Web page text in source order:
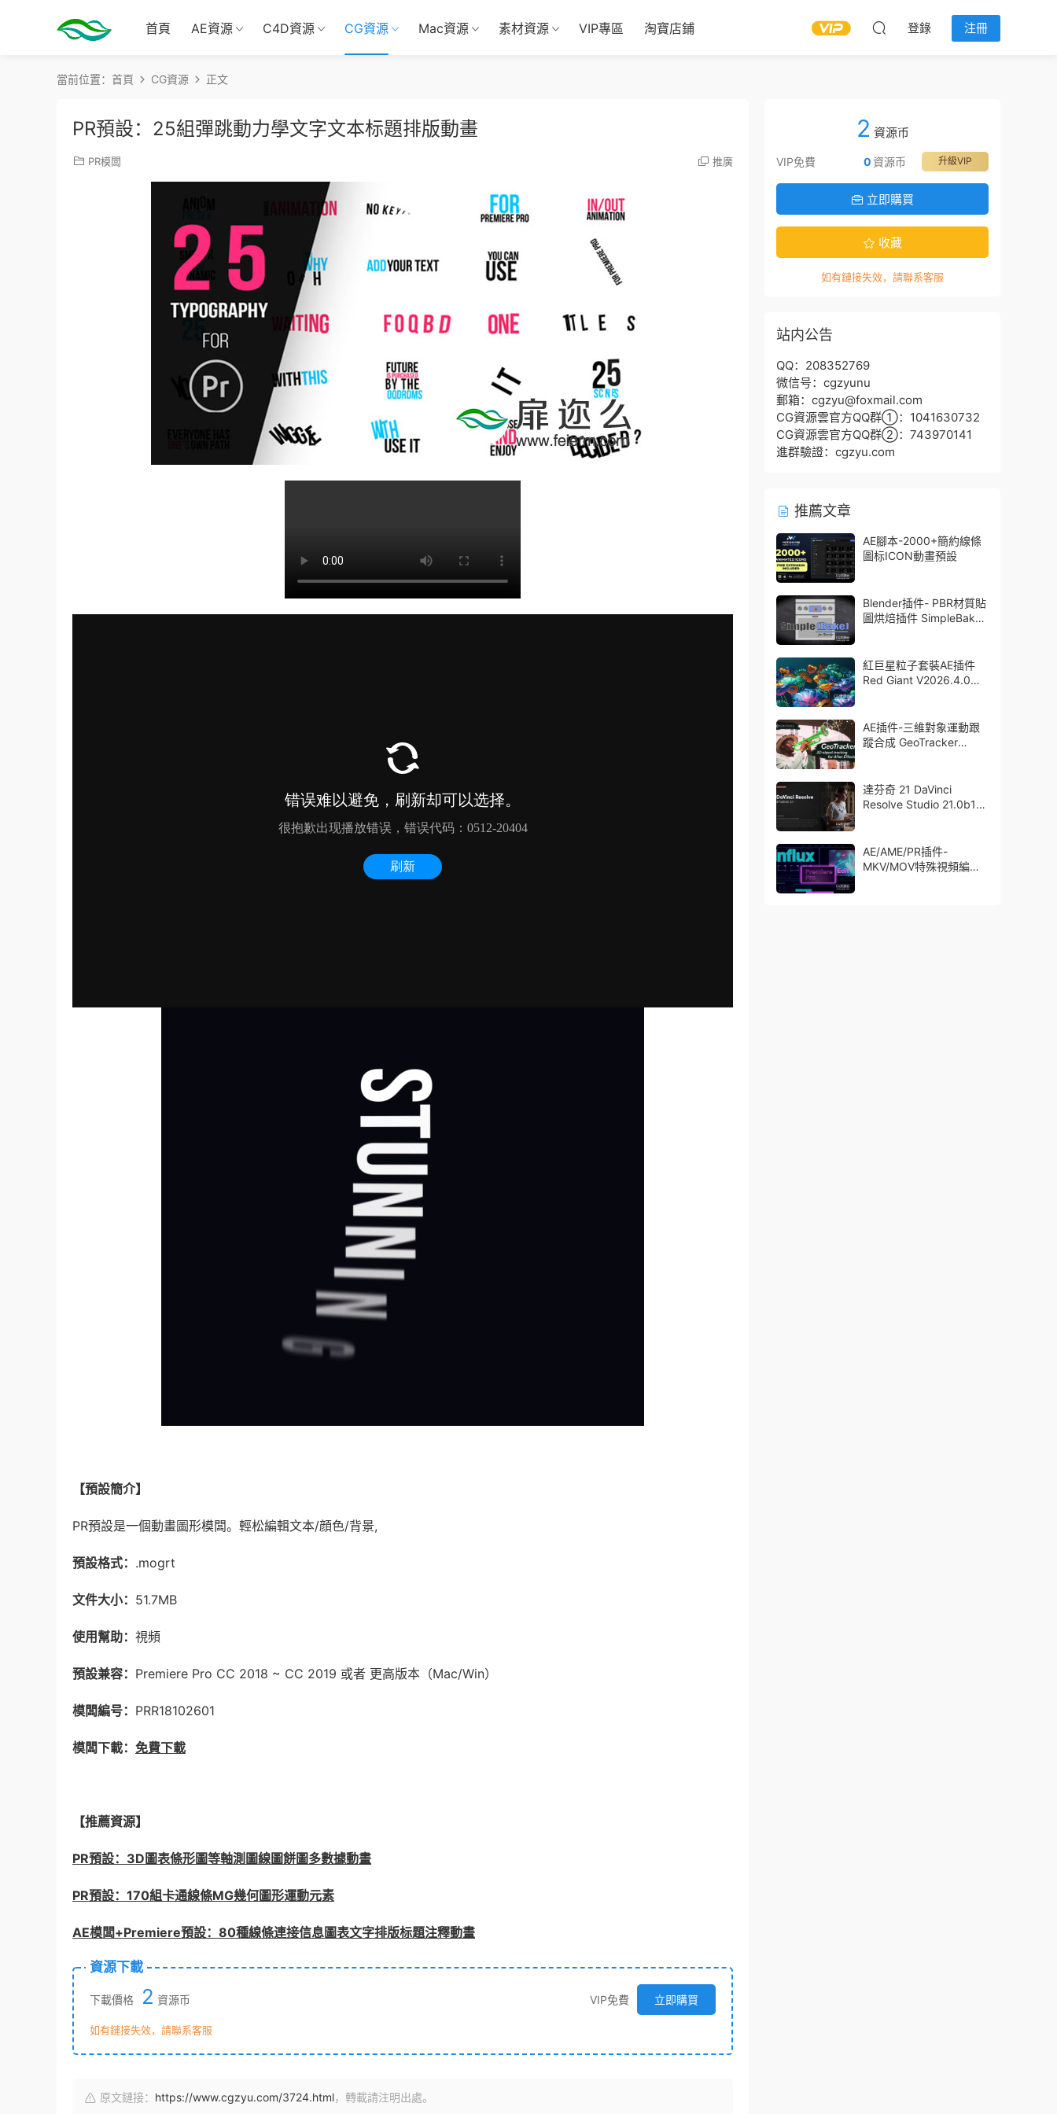
首頁 AE資源 C4D資源 CG資源 Mac資源 素材資源 VIP專區 淘寶店鋪 登錄 注冊
當前位置： 首頁 CG資源 正文
PR預設：25組彈跳動力學文字文本标題排版動畫
PR模闆 推廣
【預設簡介】
PR預設是一個動畫圖形模闆。輕松編輯文本/顔色/背景,
預設格式： .mogrt
文件大小： 51.7MB
使用幫助： 視頻
預設兼容： Premiere Pro CC 2018 ~ CC 2019 或者 更高版本（Mac/Win）
模闆編号： PRR18102601
模闆下載： 免費下載
【推薦資源】
PR預設：3D圖表條形圖等軸測圖線圖餅圖多數據動畫
PR預設：170組卡通線條MG幾何圖形運動元素
AE模闆+Premiere預設：80種線條連接信息圖表文字排版标題注釋動畫
資源下載
下載價格 2 資源币 VIP免費 立即購買
如有鏈接失效，請聯系客服
原文鏈接： https://www.cgzyu.com/3724.html，轉載請注明出處。
2 資源币
VIP免費 升級VIP
0 資源币
立即購買
收藏
如有鏈接失效，請聯系客服
站内公告
QQ：208352769
微信号：cgzyunu
郵箱：cgzyu@foxmail.com
CG資源雲官方QQ群①：1041630732
CG資源雲官方QQ群②：743970141
進群驗證：cgzyu.com
推薦文章
AE腳本-2000+簡約線條
圖标ICON動畫預設
Blender插件- PBR材質貼
圖烘焙插件 SimpleBake
紅巨星粒子套裝AE插件
Red Giant V2026.4.0
Bullet + VFX Suit
AE插件-三維對象運動跟
蹤合成 GeoTracker
達芬奇 21 DaVinci
Resolve Studio 21.0b1
AE/AME/PR插件-
MKV/MOV特殊視頻編碼